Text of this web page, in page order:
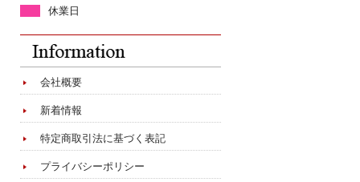
休業日
会社概要
新着情報
特定商取引法に基づく表記
プライバシーポリシー